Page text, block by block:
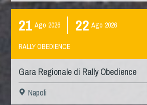
21 Ago 2026 22 Ago 2026
RALLY OBEDIENCE
Gara Regionale di Rally Obedience
Napoli